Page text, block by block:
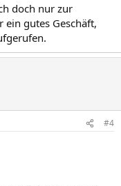
doch nur zur
ein gutes Geschäft,
#4